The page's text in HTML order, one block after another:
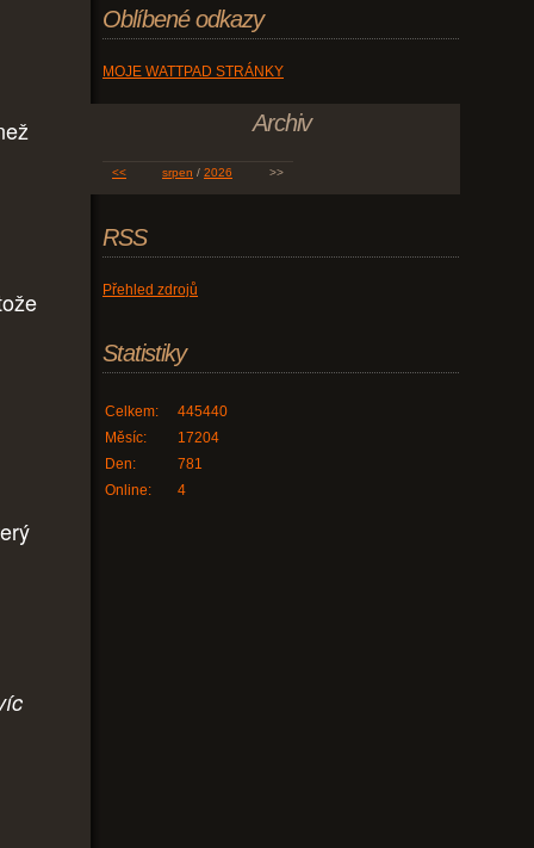
Oblíbené odkazy
MOJE WATTPAD STRÁNKY
Archiv
<< srpen / 2026 >>
RSS
Přehled zdrojů
Statistiky
Online: 4
Celkem:
445440
Měsíc:
17204
Den:
781